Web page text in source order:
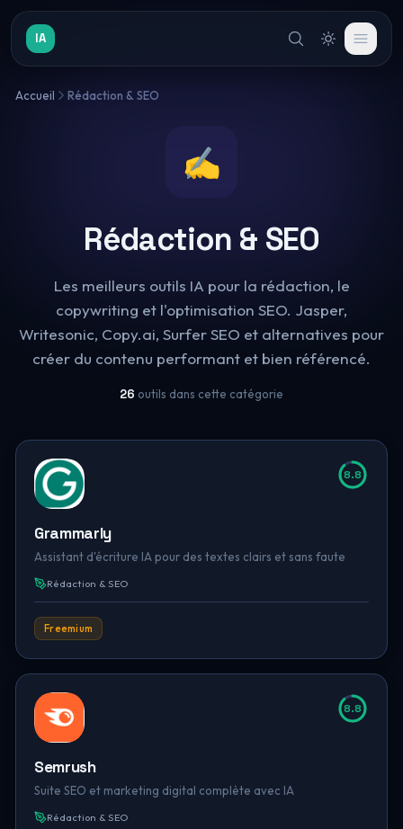
IA
Accueil Rédaction & SEO
✍️
Rédaction & SEO
Les meilleurs outils IA pour la rédaction, le
copywriting et l'optimisation SEO. Jasper,
Writesonic, Copy.ai, Surfer SEO et alternatives pour
créer du contenu performant et bien référencé.
26 outils dans cette catégorie
8.8
Grammarly
Assistant d'écriture IA pour des textes clairs et sans faute
Rédaction & SEO
Freemium
8.8
Semrush
Suite SEO et marketing digital complète avec IA
Rédaction & SEO